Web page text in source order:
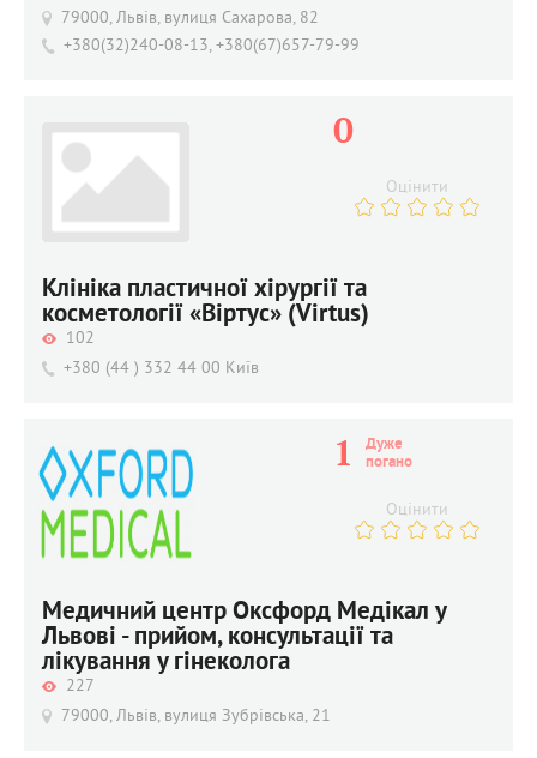
79000, Львів, вулиця Сахарова, 82
+380(32)240-08-13, +380(67)657-79-99
Клініка пластичної хірургії та
косметології «Віртус» (Virtus)
102
+380 (44 ) 332 44 00 Київ
0
Оцінити
Медичний центр Оксфорд Медікал у
Львові - прийом, консультації та
лікування у гінеколога
227
79000, Львів, вулиця Зубрівська, 21
1
Дуже
погано
Оцінити